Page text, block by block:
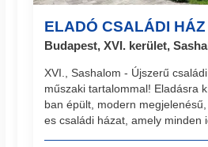
ELADÓ CSALÁDI HÁZ
Budapest, XVI. kerület,
XVI., Sashalom - Újszerű
műszaki tartalommal! Eladásra
ban épült, modern
es családi házat, amely minden